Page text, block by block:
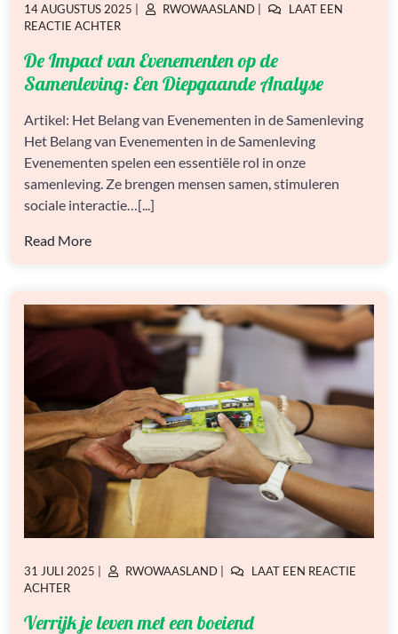
GEPLAATST
OP
14 AUGUSTUS 2025
GEPLAATST
RWOWAASLAND
LAAT EEN
REACTIE ACHTEROP
IMPACT
VAN
EVENEMENTEN
DE
SAMENLEVING:
EEN
DIEPGAANDE
ANALYSE
De Impact van Evenementen op de
Samenleving: Een Diepgaande Analyse
Artikel: Het Belang van Evenementen in de Samenleving
Het Belang van Evenementen in de Samenleving
Evenementen spelen een essentiële rol in onze
samenleving. Ze brengen mensen samen, stimuleren
sociale interactie…[...]
Read More
GEPLAATST
OP
31 JULI 2025
GEPLAATST
RWOWAASLAND
LAAT EEN REACTIE
ACHTEROP
JE
Verrijk je leven met een boeiend